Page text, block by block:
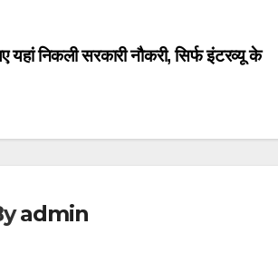
यहां निकली सरकारी नौकरी, सिर्फ इंटरव्यू के
admin